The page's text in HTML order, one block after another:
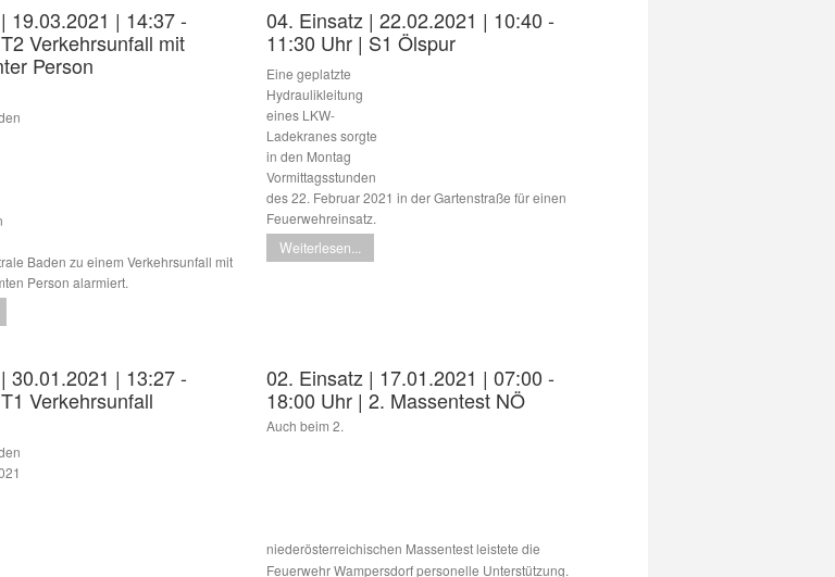
19.03.2021 | 14:37 -
Verkehrsunfall mit
Person
Baden zu einem Verkehrsunfall mit
Person alarmiert.
04. Einsatz | 22.02.2021 | 10:40 -
11:30 Uhr | S1 Ölspur
Eine geplatzte
Hydraulikleitung
eines LKW-
Ladekranes sorgte
in den Montag
Vormittagsstunden
des 22. Februar 2021 in der Gartenstraße für einen
Feuerwehreinsatz.
Weiterlesen...
30.01.2021 | 13:27 -
Verkehrsunfall
02. Einsatz | 17.01.2021 | 07:00 -
18:00 Uhr | 2. Massentest NÖ
Auch beim 2.
niederösterreichischen Massentest leistete die
Feuerwehr Wampersdorf personelle Unterstützung.